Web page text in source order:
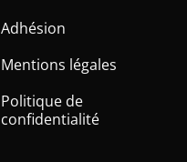
Adhésion
Mentions légales
Politique de
confidentialité